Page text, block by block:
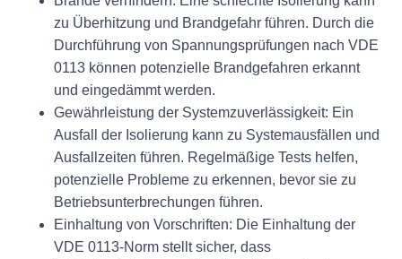
zu Überhitzung und Brandgefahr führen. Durch die
Durchführung von Spannungsprüfungen nach VDE
0113 können potenzielle Brandgefahren erkannt
und eingedämmt werden.
Gewährleistung der Systemzuverlässigkeit: Ein
Ausfall der Isolierung kann zu Systemausfällen und
Ausfallzeiten führen. Regelmäßige Tests helfen,
potenzielle Probleme zu erkennen, bevor sie zu
Betriebsunterbrechungen führen.
Einhaltung von Vorschriften: Die Einhaltung der
VDE 0113-Norm stellt sicher, dass